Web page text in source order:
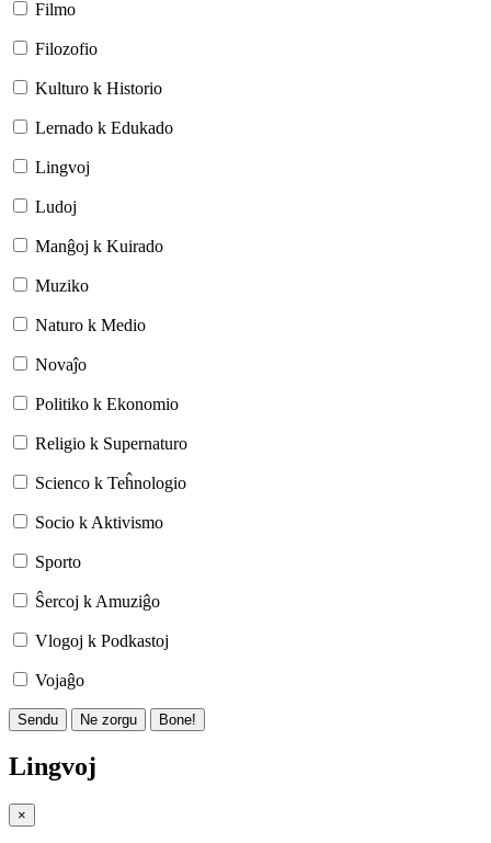
Filmo
Filozofio
Kulturo k Historio
Lernado k Edukado
Lingvoj
Ludoj
Manĝoj k Kuirado
Muziko
Naturo k Medio
Novaĵo
Politiko k Ekonomio
Religio k Supernaturo
Scienco k Teĥnologio
Socio k Aktivismo
Sporto
Ŝercoj k Amuziĝo
Vlogoj k Podkastoj
Vojaĝo
Sendu Ne zorgu Bone!
Lingvoj
×